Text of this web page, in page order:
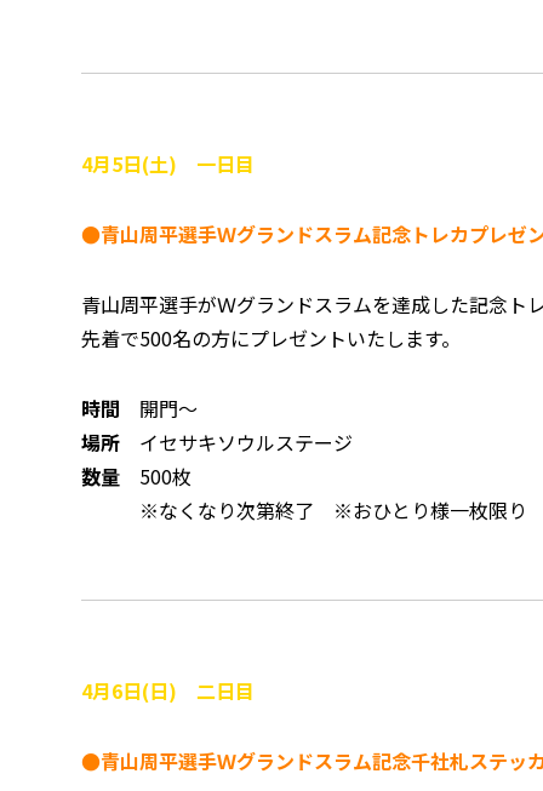
4月5日(土) 一日目
●青山周平選手Ｗグランドスラム記念トレカプレゼ
青山周平選手がＷグランドスラムを達成した記念ト
先着で500名の方にプレゼントいたします。
時間 開門～
場所 イセサキソウルステージ
数量 500枚
※なくなり次第終了 ※おひとり様一枚限り
4月6日(日) 二日目
●青山周平選手Ｗグランドスラム記念千社札ステッ